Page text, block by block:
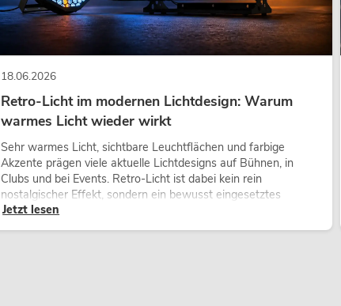
18.06.2026
Retro-Licht im modernen Lichtdesign: Warum
warmes Licht wieder wirkt
Sehr warmes Licht, sichtbare Leuchtflächen und farbige
Akzente prägen viele aktuelle Lichtdesigns auf Bühnen, in
Clubs und bei Events. Retro-Licht ist dabei kein rein
nostalgischer Effekt, sondern ein bewusst eingesetztes
Gestaltungsmittel: Es schafft Atmosphäre, gibt Szenen
Charakter und kann technische LED-Setups emotionaler
Jetzt lesen